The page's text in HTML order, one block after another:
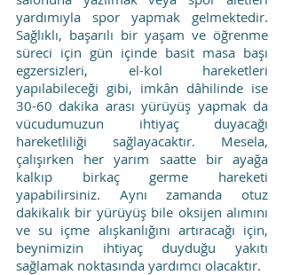
yardımıyla spor yapmak gelmektedir.
Sağlıklı, başarılı bir yaşam ve öğrenme
süreci için gün içinde basit masa başı
egzersizleri, el-kol hareketleri
yapılabileceği gibi, imkân dâhilinde ise
30-60 dakika arası yürüyüş yapmak da
vücudumuzun ihtiyaç duyacağı
hareketliliği sağlayacaktır. Mesela,
çalışırken her yarım saatte bir ayağa
kalkıp birkaç germe hareketi
yapabilirsiniz. Aynı zamanda otuz
dakikalık bir yürüyüş bile oksijen alımını
ve su içme alışkanlığını artıracağı için,
beynimizin ihtiyaç duyduğu yakıtı
sağlamak noktasında yardımcı olacaktır.